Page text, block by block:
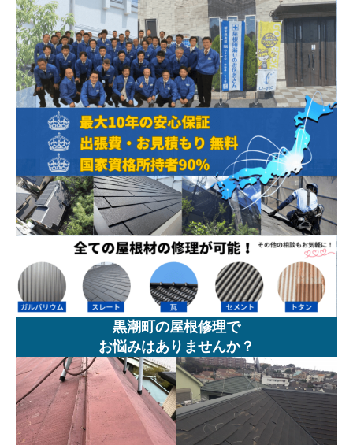
黒潮町の屋根修理で
お悩みはありませんか？